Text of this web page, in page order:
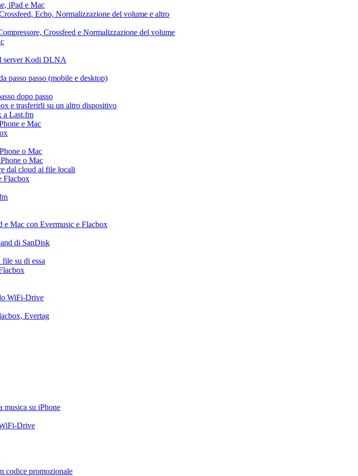
iPad e Mac
Echo, Normalizzazione del volume e altro
Crossfeed e Normalizzazione del volume
server Kodi DLNA
passo passo (mobile e desktop)
dopo passo
e trasferirli su un altro dispositivo
a Last.fm
e Mac
o Mac
o Mac
dal cloud ai file locali
Flacbox
e Mac con Evermusic e Flacbox
di SanDisk
su di essa
WiFi-Drive
Evertag
su iPhone
Drive
codice promozionale